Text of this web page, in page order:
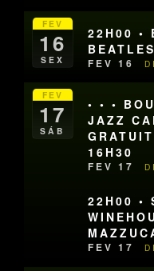
FEV
16
SEX
22H00 •
BEATLES
FEV 16
FEV
17
SÁB
• • •
JAZZ
16H30
FEV 17
22H00 •
FEV 17